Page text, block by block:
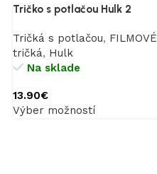
Tričko s potlačou Hulk 2
Tričká s potlačou, FILMOVÉ
tričká, Hulk
Na sklade
13.90€
Výber možností